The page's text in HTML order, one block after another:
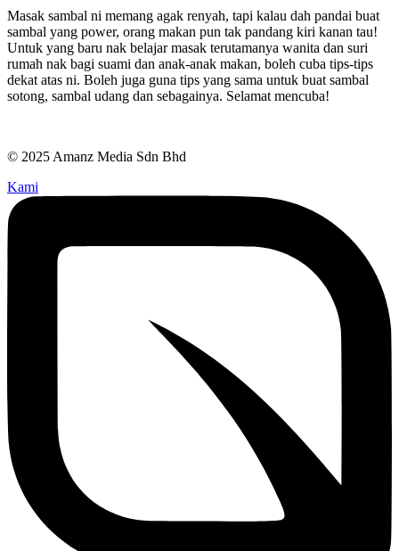
Masak sambal ni memang agak renyah, tapi kalau dah pandai buat
sambal yang power, orang makan pun tak pandang kiri kanan tau!
Untuk yang baru nak belajar masak terutamanya wanita dan suri
rumah nak bagi suami dan anak-anak makan, boleh cuba tips-tips
dekat atas ni. Boleh juga guna tips yang sama untuk buat sambal
sotong, sambal udang dan sebagainya. Selamat mencuba!
© 2025 Amanz Media Sdn Bhd
Kami